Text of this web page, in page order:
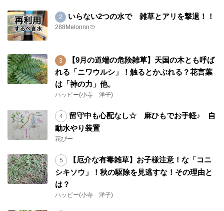
いらない2つの水で 雑草とアリを撃退！！
288Melonnn🍈
【9月の道端の危険雑草】天国の木とも呼ば
れる「ニワウルシ」！触るとかぶれる？花言葉
は「神の力」他。
ハッピー(小寺 洋子)
留守中も心配なし☆ 麻ひもでお手軽♪ 自
動水やり装置
花ぴー
【厄介な有毒雑草】お子様注意！な「コニ
シキソウ」！秋の駆除を見逃すな！その理由と
は？
ハッピー(小寺 洋子)